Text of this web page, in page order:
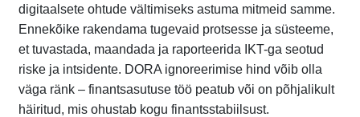
digitaalsete ohtude vältimiseks astuma mitmeid samme.
Ennekõike rakendama tugevaid protsesse ja süsteeme,
et tuvastada, maandada ja raporteerida IKT-ga seotud
riske ja intsidente. DORA ignoreerimise hind võib olla
väga ränk – finantsasutuse töö peatub või on põhjalikult
häiritud, mis ohustab kogu finantsstabiilsust.